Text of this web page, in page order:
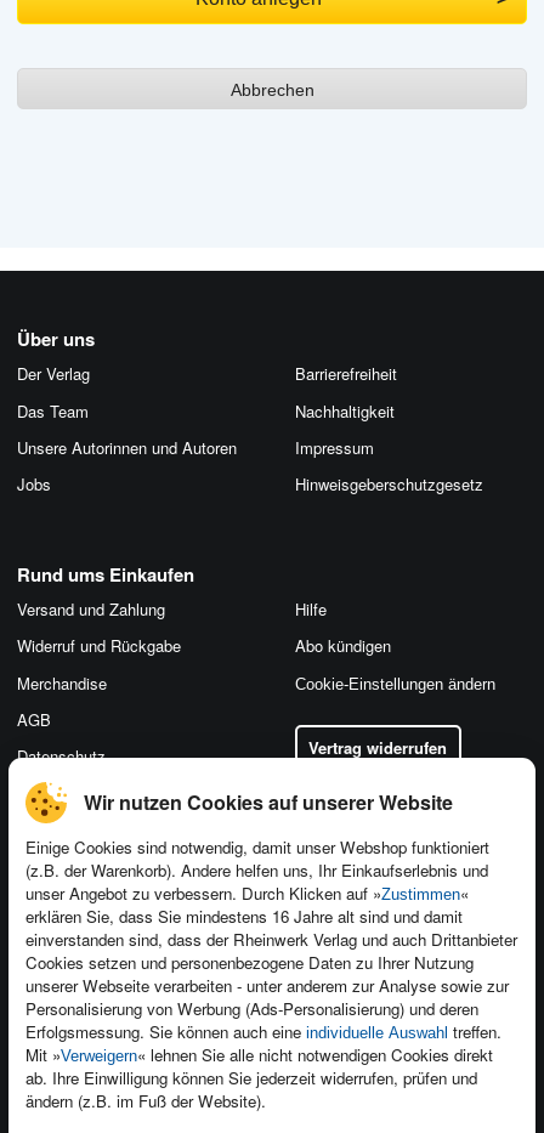
Wir nutzen Cookies auf unserer Website
Einige Cookies sind notwendig, damit unser Webshop funktioniert
(z.B. der Warenkorb). Andere helfen uns, Ihr Einkaufserlebnis und
unser Angebot zu verbessern. Durch Klicken auf »Zustimmen«
erklären Sie, dass Sie mindestens 16 Jahre alt sind und damit
einverstanden sind, dass der Rheinwerk Verlag und auch Drittanbieter
Cookies setzen und personenbezogene Daten zu Ihrer Nutzung
unserer Webseite verarbeiten - unter anderem zur Analyse sowie zur
Personalisierung von Werbung (Ads-Personalisierung) und deren
Erfolgsmessung. Sie können auch eine individuelle Auswahl treffen.
Mit »Verweigern« lehnen Sie alle nicht notwendigen Cookies direkt
ab. Ihre Einwilligung können Sie jederzeit widerrufen, prüfen und
ändern (z.B. im Fuß der Website).
Abbrechen
Über uns
Der Verlag
Das Team
Unsere Autorinnen und Autoren
Jobs
Barrierefreiheit
Nachhaltigkeit
Impressum
Hinweis­geber­schutz­gesetz
Kontakt
Newsletter
Für Unternehmen
Presseservice
Dozentenservice
Produktfeedback
Foreign Rights
Ein Buch schreiben
Rund ums Einkaufen
Versand und Zahlung
Widerruf und Rückgabe
Merchandise
AGB
Datenschutz
Hilfe
Abo kündigen
Cookie-Einstellungen ändern
Vertrag widerrufen